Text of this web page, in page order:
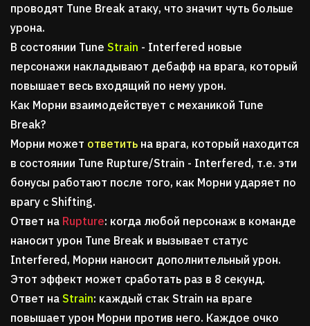
проводят Tune Break атаку, что значит чуть больше
урона.
В состоянии Tune Strain - Interfered новые
персонажи накладывают дебафф на врага, который
повышает весь входящий по нему урон.
Как Морни взаимодействует с механикой Tune
Break?
Морни может ответить на врага, который находится
в состоянии Tune Rupture/Strain - Interfered, т.е. эти
бонусы работают после того, как Морни ударяет по
врагу с Shifting.
Ответ на Rupture: когда любой персонаж в команде
наносит урон Tune Break и вызывает статус
Interfered, Морни наносит дополнительный урон.
Этот эффект может сработать раз в 8 секунд.
Ответ на Strain: каждый стак Strain на враге
повышает урон Морни против него. Каждое очко